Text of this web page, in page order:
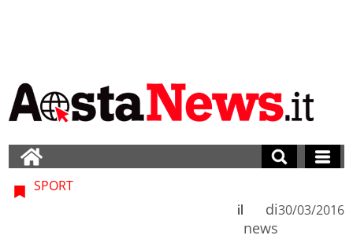
SPORT
di
news
il 30/03/2016